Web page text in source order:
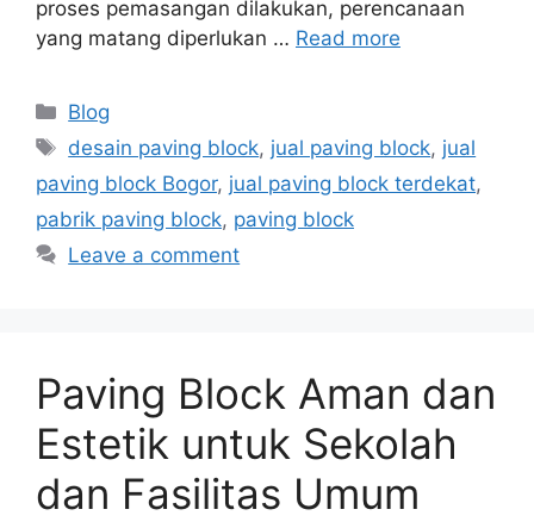
proses pemasangan dilakukan, perencanaan
yang matang diperlukan … Read more
Blog
desain paving block, jual paving block, jual
paving block Bogor, jual paving block terdekat,
pabrik paving block, paving block
Leave a comment
Paving Block Aman dan
Estetik untuk Sekolah
dan Fasilitas Umum